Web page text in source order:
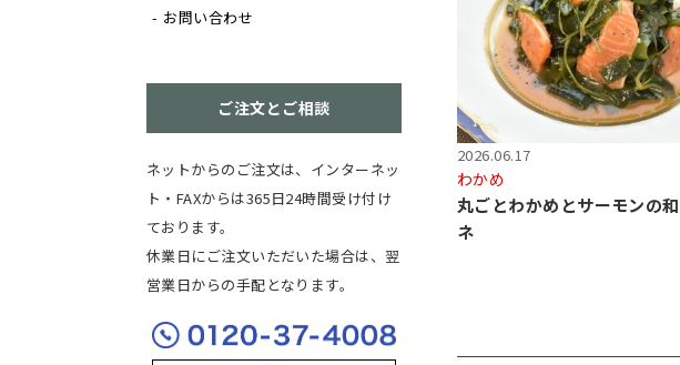
2026.06.17
わかめ
丸ごとわかめとサーモンの
ネ
お問い合わせ
ご注文とご相談
ネットからのご注文は、インターネッ
ト・FAXからは365日24時間受け付け
ております。
休業日にご注文いただいた場合は、翌
営業日からの手配となります。